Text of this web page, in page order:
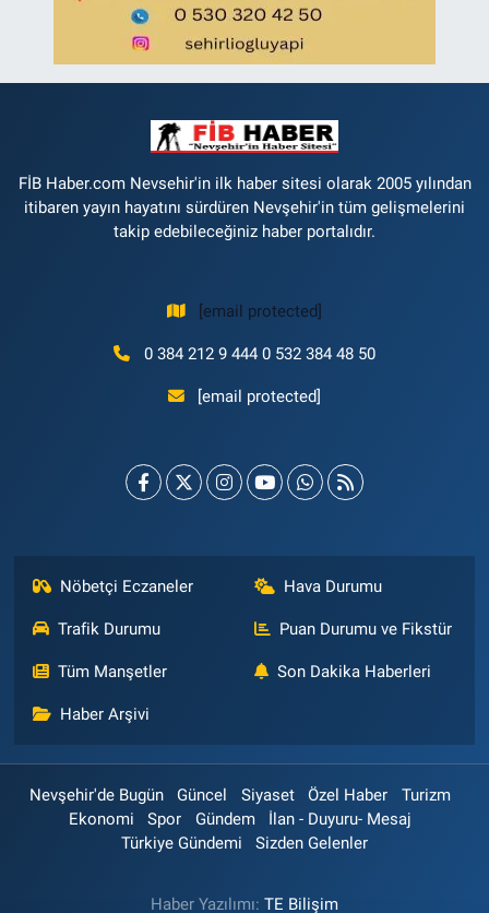
FİB Haber.com Nevsehir'in ilk haber sitesi olarak 2005 yılından
itibaren yayın hayatını sürdüren Nevşehir'in tüm gelişmelerini
takip edebileceğiniz haber portalıdır.
[email protected]
0 384 212 9 444 0 532 384 48 50
[email protected]
Nöbetçi Eczaneler Hava Durumu
Trafik Durumu Puan Durumu ve Fikstür
Tüm Manşetler Son Dakika Haberleri
Haber Arşivi
Nevşehir'de Bugün Güncel Siyaset Özel Haber
Turizm
Ekonomi
Spor Gündem
İlan - Duyuru- Mesaj
Türkiye Gündemi
Sizden Gelenler
Haber Yazılımı: TE Bilişim